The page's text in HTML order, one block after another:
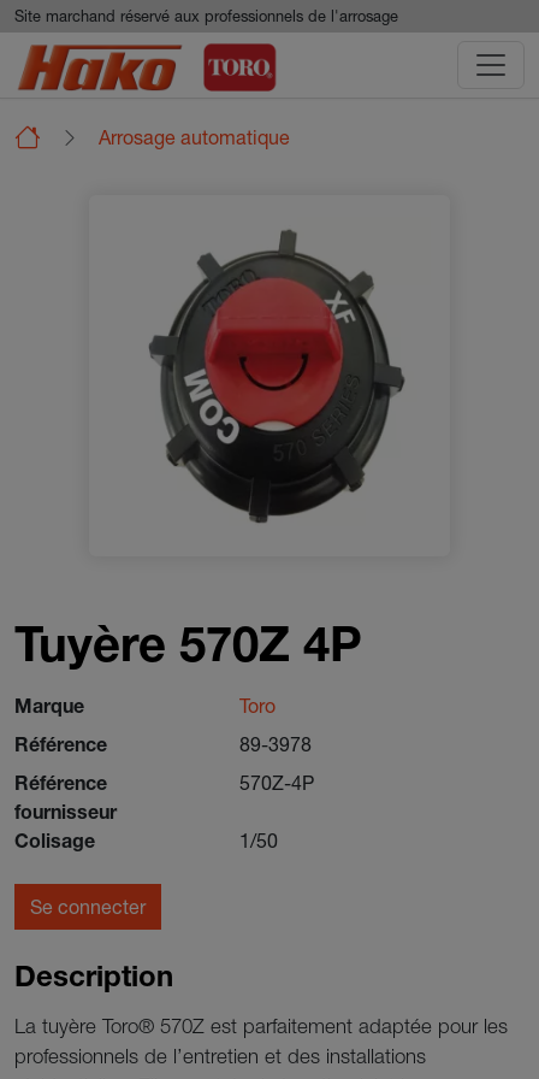
Aller au contenu principal
Site marchand réservé aux professionnels de l'arrosage
Arrosage automatique
Arroseurs parcs et jardins
Tuyeres
Tuyère 570Z 4P
Tuyère 570Z 4P
Marque
Toro
Référence
89-3978
Référence
fournisseur
570Z-4P
Colisage 1/50
Se connecter
Description
La tuyère Toro® 570Z est parfaitement adaptée pour les
professionnels de l’entretien et des installations
Panneau de gestion des cookies